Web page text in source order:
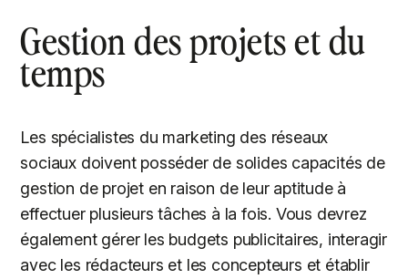
Gestion des projets et du
temps
Les spécialistes du marketing des réseaux
sociaux doivent posséder de solides capacités de
gestion de projet en raison de leur aptitude à
effectuer plusieurs tâches à la fois. Vous devrez
également gérer les budgets publicitaires, interagir
avec les rédacteurs et les concepteurs et établir